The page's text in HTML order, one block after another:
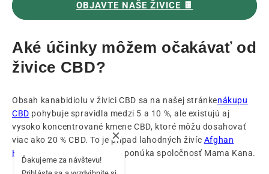
OBJAVTE NAŠE ŽIVICE 🍫
Aké účinky môžem očakávať od
živice CBD?
Obsah kanabidiolu v živici CBD sa na našej stránkenákupu
CBD pohybuje spravidla medzi 5 a 10 %, ale existujú aj
vysoko koncentrované kmene CBD, ktoré môžu dosahovať
viac ako 20 % CBD. To je prípad lahodných živíc Afghan
Hash
, ktoré ponúka spoločnosť Mama Kana.
Ďakujeme za návštevu!